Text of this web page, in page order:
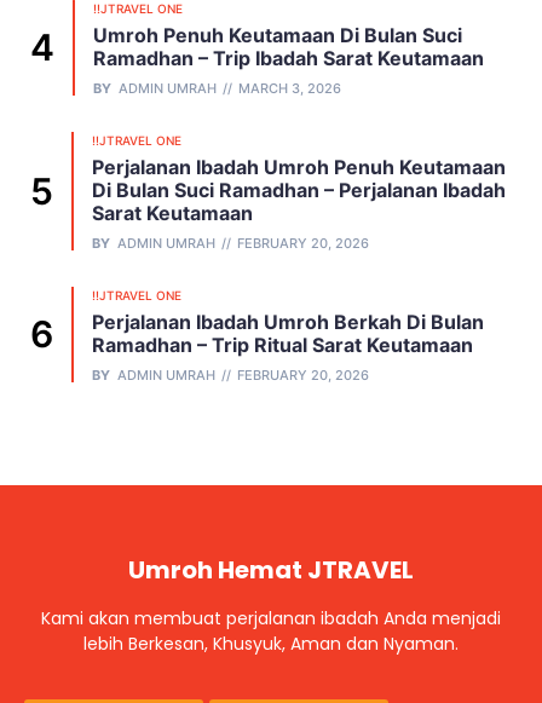
!!JTRAVEL ONE
Umroh Penuh Keutamaan Di Bulan Suci
Ramadhan – Trip Ibadah Sarat Keutamaan
BY ADMIN UMRAH MARCH 3, 2026
!!JTRAVEL ONE
Perjalanan Ibadah Umroh Penuh Keutamaan
Di Bulan Suci Ramadhan – Perjalanan Ibadah
Sarat Keutamaan
BY ADMIN UMRAH FEBRUARY 20, 2026
!!JTRAVEL ONE
Perjalanan Ibadah Umroh Berkah Di Bulan
Ramadhan – Trip Ritual Sarat Keutamaan
BY ADMIN UMRAH FEBRUARY 20, 2026
Umroh Hemat JTRAVEL
Kami akan membuat perjalanan ibadah Anda menjadi
lebih Berkesan, Khusyuk, Aman dan Nyaman.